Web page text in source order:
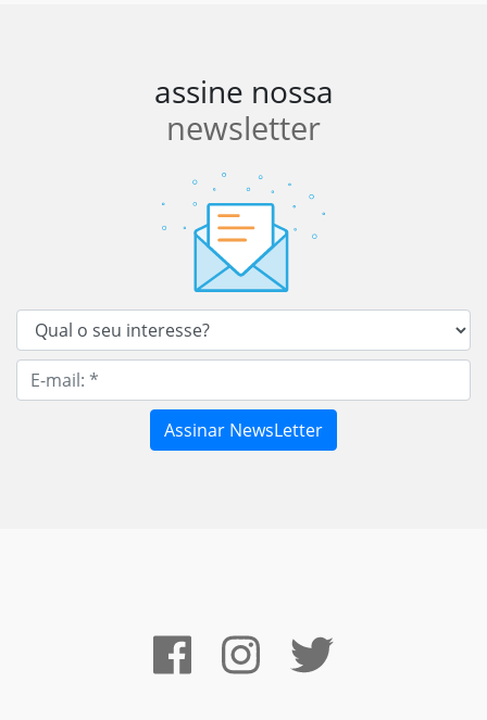
assine nossa
newsletter